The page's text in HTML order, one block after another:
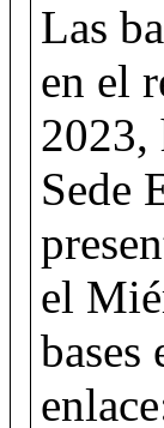
Las
en el
2023,
Sede
el
bases